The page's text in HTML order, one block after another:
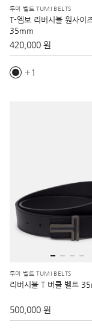
투미 벨트 TUMI BELTS
T-엠보 리버시블 원사이
35mm
420,000 원
1
투미 벨트 TUMI BELTS
리버시블 T 버클 벨트
500,000 원